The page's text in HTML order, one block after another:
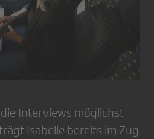
Interviews möglichst
Isabelle bereits im Zug